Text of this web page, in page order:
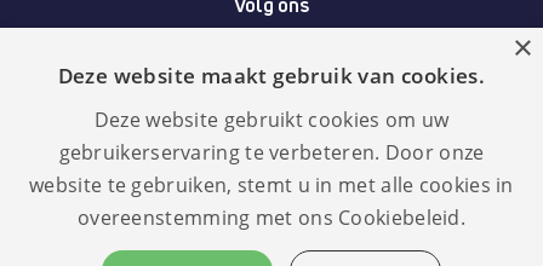
Wij accepteren
×
Deze website maakt gebruik van cookies.
Deze website gebruikt cookies om uw
gebruikerservaring te verbeteren. Door onze
website te gebruiken, stemt u in met alle cookies in
overeenstemming met ons Cookiebeleid.